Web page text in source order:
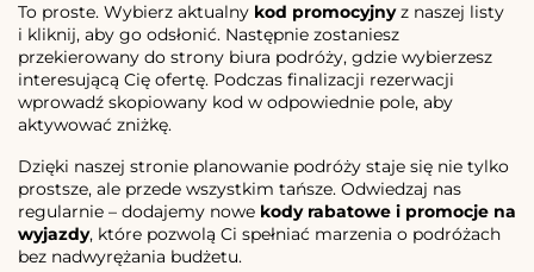
To proste. Wybierz aktualny kod promocyjnyz naszej listy
i kliknij, aby go odsłonić. Następnie zostaniesz
przekierowany do strony biura podróży, gdzie wybierzesz
interesującą Cię ofertę. Podczas finalizacji rezerwacji
wprowadź skopiowany kod w odpowiednie pole, aby
aktywować zniżkę.
Dzięki naszej stronie planowanie podróży staje się nie tylko
prostsze, ale przede wszystkim tańsze. Odwiedzaj nas
regularnie – dodajemy nowe kody rabatowe i promocje na
wyjazdy, które pozwolą Ci spełniać marzenia o podróżach
bez nadwyrężania budżetu.